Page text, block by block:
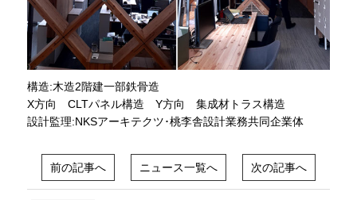
構造:木造2階建一部鉄骨造
X方向 CLTパネル構造 Y方向 集成材トラス構造
設計監理:NKSアーキテクツ･桃李舎設計業務共同企業体
前の記事へ ニュース一覧へ 次の記事へ